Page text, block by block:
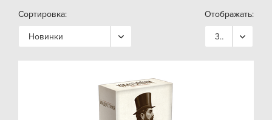
Сортировка:
Новинки
Отображать:
36